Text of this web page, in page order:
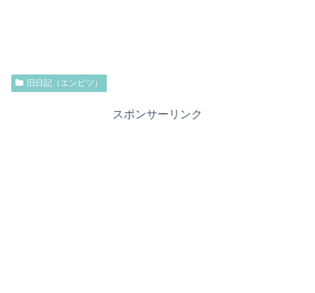
旧日記（エンピツ）
スポンサーリンク